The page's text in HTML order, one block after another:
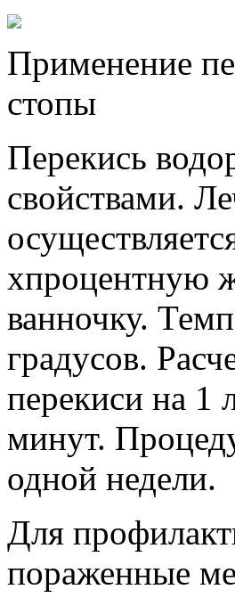
Применение
стопы
Перекись
свойствами.
хпроцентную
ванночку.
градусов.
перекиси на 1
минут.
одной недели.
Для
пораженные